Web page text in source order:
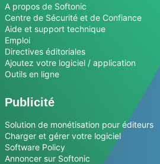
A propos de Softonic
Centre de Sécurité et de Confiance
Aide et support technique
Emploi
Directives éditoriales
Ajoutez votre logiciel / application
Outils en ligne
Publicité
Solution de monétisation pour éditeurs
Charger et gérer votre logiciel
Software Policy
Annoncer sur Softonic